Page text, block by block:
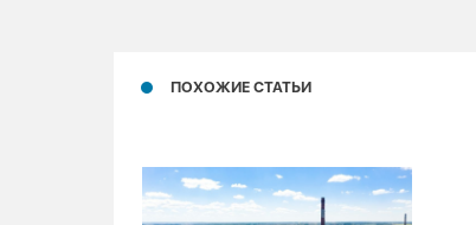
ПОХОЖИЕ СТАТЬИ